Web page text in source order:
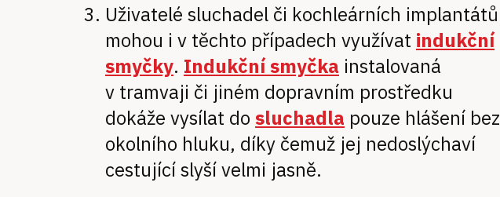
Uživatelé sluchadel či kochleárních implantátů
mohou i v těchto případech využívat indukční
smyčky. Indukční smyčka instalovaná
v tramvaji či jiném dopravním prostředku
dokáže vysílat do sluchadla pouze hlášení bez
okolního hluku, díky čemuž jej nedoslýchaví
cestující slyší velmi jasně.